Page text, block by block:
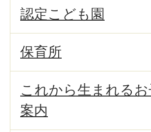
認定こども園
保育所
これから生まれる
案内